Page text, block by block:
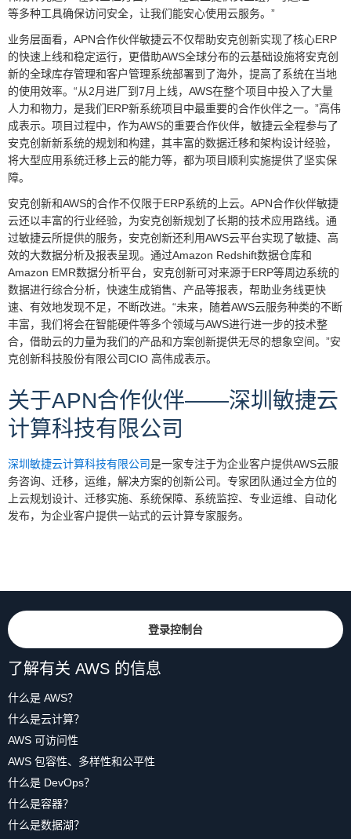
等多种工具确保访问安全，让我们能安心使用云服务。”
业务层面看，APN合作伙伴敏捷云不仅帮助安克创新实现了核心ERP
的快速上线和稳定运行，更借助AWS全球分布的云基础设施将安克创
新的全球库存管理和客户管理系统部署到了海外，提高了系统在当地
的使用效率。“从2月进厂到7月上线，AWS在整个项目中投入了大量
人力和物力，是我们ERP新系统项目中最重要的合作伙伴之一。”高伟
成表示。项目过程中，作为AWS的重要合作伙伴，敏捷云全程参与了
安克创新新系统的规划和构建，其丰富的数据迁移和架构设计经验，
将大型应用系统迁移上云的能力等，都为项目顺利实施提供了坚实保
障。
安克创新和AWS的合作不仅限于ERP系统的上云。APN合作伙伴敏捷
云还以丰富的行业经验，为安克创新规划了长期的技术应用路线。通
过敏捷云所提供的服务，安克创新还利用AWS云平台实现了敏捷、高
效的大数据分析及报表呈现。通过Amazon Redshift数据仓库和
Amazon EMR数据分析平台，安克创新可对来源于ERP等周边系统的
数据进行综合分析，快速生成销售、产品等报表，帮助业务线更快
速、有效地发现不足，不断改进。“未来，随着AWS云服务种类的不断
丰富，我们将会在智能硬件等多个领域与AWS进行进一步的技术整
合，借助云的力量为我们的产品和方案创新提供无尽的想象空间。”安
克创新科技股份有限公司CIO 高伟成表示。
关于APN合作伙伴——深圳敏捷云
计算科技有限公司
深圳敏捷云计算科技有限公司是一家专注于为企业客户提供AWS云服
务咨询、迁移，运维，解决方案的创新公司。专家团队通过全方位的
上云规划设计、迁移实施、系统保障、系统监控、专业运维、自动化
发布，为企业客户提供一站式的云计算专家服务。
登录控制台
了解有关 AWS 的信息
什么是 AWS？
什么是云计算？
AWS 可访问性
AWS 包容性、多样性和公平性
什么是 DevOps？
什么是容器？
什么是数据湖？